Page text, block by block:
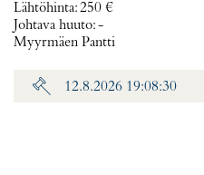
Lähtöhinta:250 €
Johtava huuto:-
Myyrmäen Pantti
12.8.2026 19:08:30